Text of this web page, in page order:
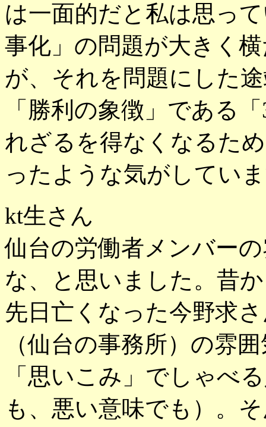
は一面的だと私は思っ
事化」の問題が大きく
が、それを問題にした
「勝利の象徴」である
れざるを得なくなるた
ったような気がしてい
kt生さん
仙台の労働者メンバー
な、と思いました。昔
先日亡くなった今野求
（仙台の事務所）の雰
「思いこみ」でしゃべ
も、悪い意味でも）。